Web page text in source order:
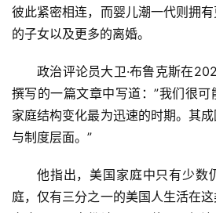
彼此紧密相连，而婴儿潮一代则拥
的子女以及更多的离婚。
政治评论员大卫·布鲁克斯在
撰写的一篇文章中写道：”我们很
家庭结构变化最为迅速的时期。其
与制度层面。”
他指出，美国家庭中只有少数
庭，仅有三分之一的美国人生活在